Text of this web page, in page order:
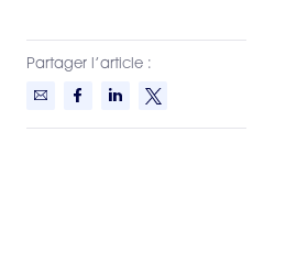
Partager l’article :